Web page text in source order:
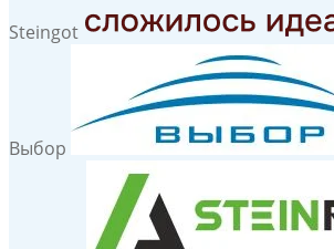
Steingot
Выбор